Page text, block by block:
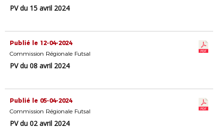
PV du 15 avril 2024
Publié le 12-04-2024
Commission Régionale Futsal
PV du 08 avril 2024
Publié le 05-04-2024
Commission Régionale Futsal
PV du 02 avril 2024